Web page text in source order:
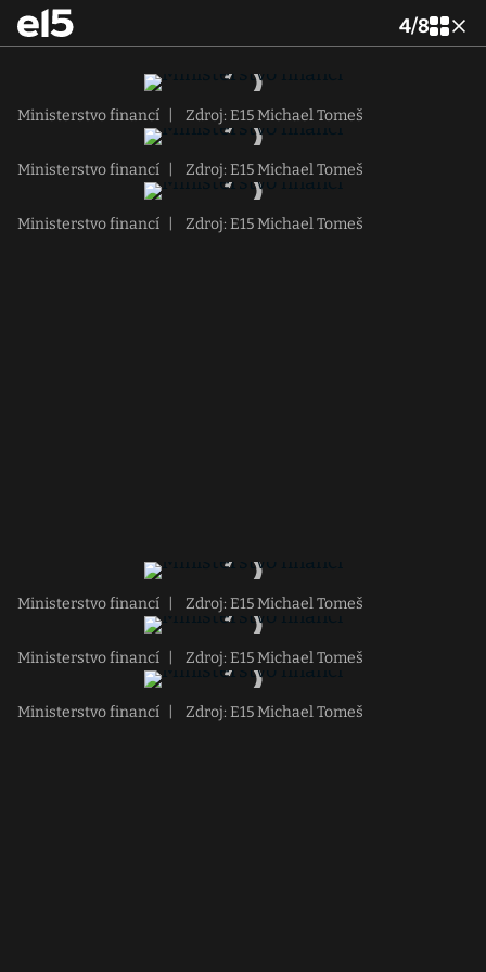
4/8
Ministerstvo financí Zdroj: E15 Michael Tomeš
Ministerstvo financí Zdroj: E15 Michael Tomeš
Ministerstvo financí Zdroj: E15 Michael Tomeš
Ministerstvo financí Zdroj: E15 Michael Tomeš
Ministerstvo financí Zdroj: E15 Michael Tomeš
Ministerstvo financí Zdroj: E15 Michael Tomeš